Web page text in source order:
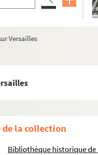
Versailles
la collection
Bibliothèque historique de